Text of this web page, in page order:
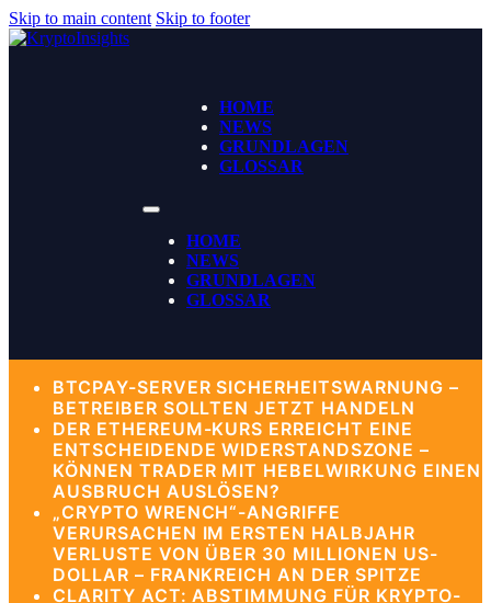
Skip to main content Skip to footer
HOME
NEWS
GRUNDLAGEN
GLOSSAR
HOME
NEWS
GRUNDLAGEN
GLOSSAR
BTCPAY-SERVER SICHERHEITSWARNUNG –
BETREIBER SOLLTEN JETZT HANDELN
DER ETHEREUM-KURS ERREICHT EINE
ENTSCHEIDENDE WIDERSTANDSZONE –
KÖNNEN TRADER MIT HEBELWIRKUNG EINEN
AUSBRUCH AUSLÖSEN?
„CRYPTO WRENCH“-ANGRIFFE
VERURSACHEN IM ERSTEN HALBJAHR
VERLUSTE VON ÜBER 30 MILLIONEN US-
DOLLAR – FRANKREICH AN DER SPITZE
CLARITY ACT: ABSTIMMUNG FÜR KRYPTO-